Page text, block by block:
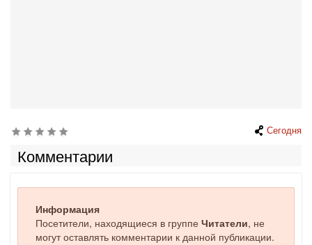
Сегодня
Комментарии
Информация
Посетители, находящиеся в группе Читатели, не
могут оставлять комментарии к данной публикации.